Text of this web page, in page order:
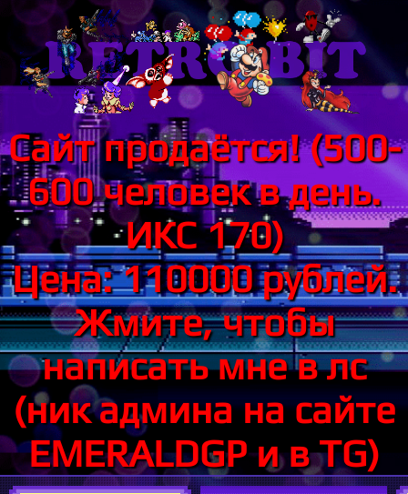
Сайт продаётся! (500-
600 человек в день.
ИКС 170)
Цена: 110000 рублей.
Жмите, чтобы
написать мне в лс
(ник админа на сайте
EMERALDGP и в TG)